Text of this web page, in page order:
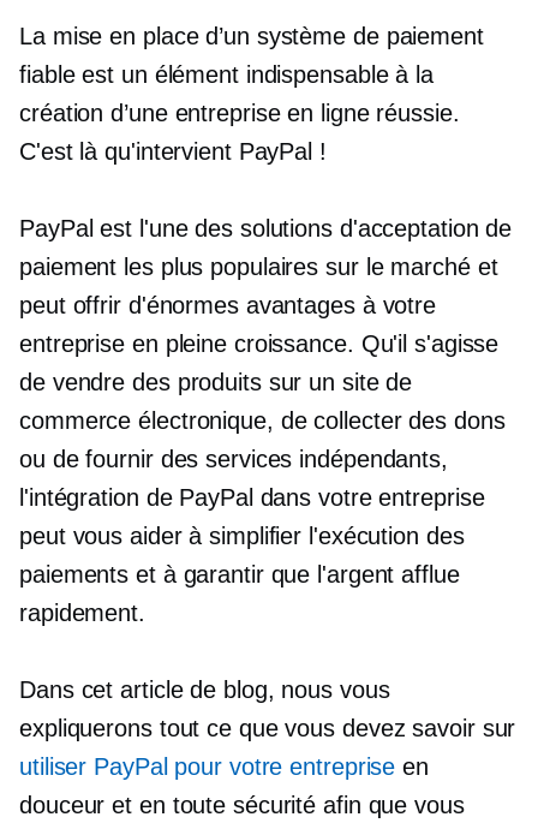
La mise en place d’un système de paiement
fiable est un élément indispensable à la
création d’une entreprise en ligne réussie.
C'est là qu'intervient PayPal !
PayPal est l'une des solutions d'acceptation de
paiement les plus populaires sur le marché et
peut offrir d'énormes avantages à votre
entreprise en pleine croissance. Qu'il s'agisse
de vendre des produits sur un site de
commerce électronique, de collecter des dons
ou de fournir des services indépendants,
l'intégration de PayPal dans votre entreprise
peut vous aider à simplifier l'exécution des
paiements et à garantir que l'argent afflue
rapidement.
Dans cet article de blog, nous vous
expliquerons tout ce que vous devez savoir sur
utiliser PayPal pour votre entreprise en
douceur et en toute sécurité afin que vous